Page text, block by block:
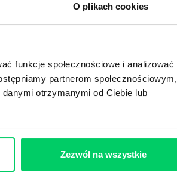
O plikach cookies
funkcje społecznościowe i analizować
partnerom społecznościowym,
otrzymanymi od Ciebie lub
Zezwól na wszystkie